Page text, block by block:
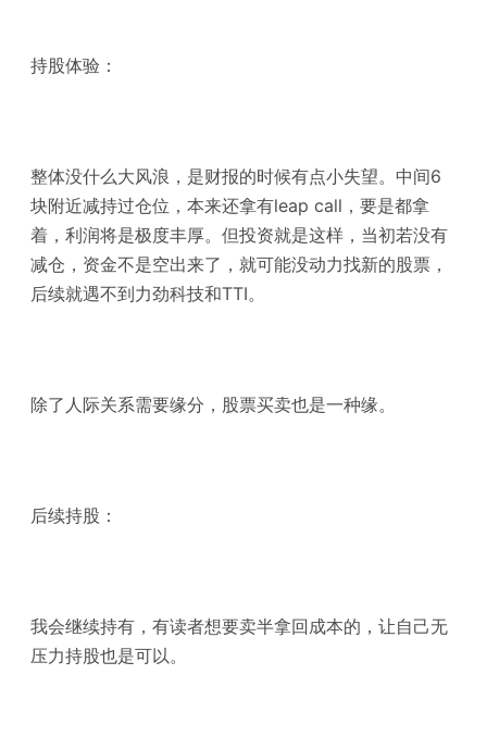
持股体验：
整体没什么大风浪，是财报的时候有点小失望。中间6
块附近减持过仓位，本来还拿有leap call，要是都拿
着，利润将是极度丰厚。但投资就是这样，当初若没有
减仓，资金不是空出来了，就可能没动力找新的股票，
后续就遇不到力劲科技和TTI。
除了人际关系需要缘分，股票买卖也是一种缘。
后续持股：
我会继续持有，有读者想要卖半拿回成本的，让自己无
压力持股也是可以。